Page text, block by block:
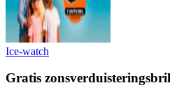
Ice-watch
Gratis